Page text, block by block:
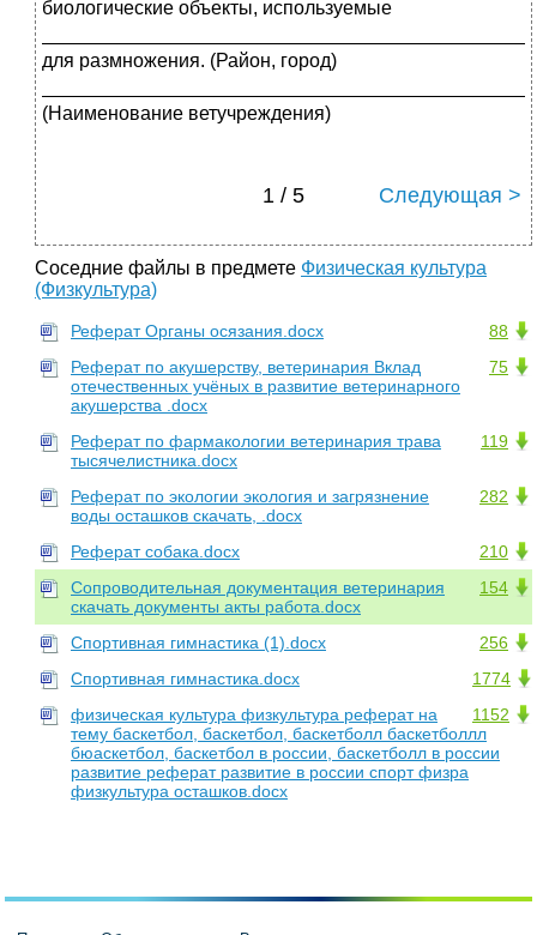
биологические объекты, используемые
для размножения. (Район, город)
(Наименование ветучреждения)
1 / 5 Следующая >
Соседние файлы в предмете Физическая культура
(Физкультура)
88
Реферат Органы осязания.docx
75
Реферат по акушерству, ветеринария Вклад
отечественных учёных в развитие ветеринарного
акушерства .docx
119
Реферат по фармакологии ветеринария трава
тысячелистника.docx
282
Реферат по экологии экология и загрязнение
воды осташков скачать, .docx
210
Реферат собака.docx
154
Сопроводительная документация ветеринария
скачать документы акты работа.docx
256
Спортивная гимнастика (1).docx
1774
Спортивная гимнастика.docx
1152
физическая культура физкультура реферат на
тему баскетбол, баскетбол, баскетболл баскетболлл
бюаскетбол, баскетбол в россии, баскетболл в россии
развитие реферат развитие в россии спорт физра
физкультура осташков.docx